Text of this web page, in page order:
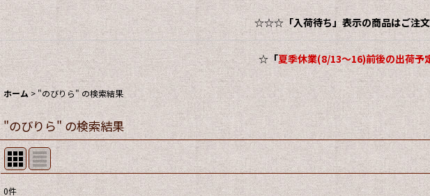
☆☆☆「入荷待ち」表示の商品はご注
☆ 「夏季休業(8/13～16)前後の出荷予
ホーム > "のびりら" の検索結果
"のびりら"の検索結果
0件